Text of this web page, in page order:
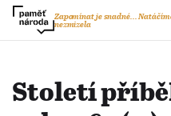
Zapomínat je snadné...
nezmizela
Století